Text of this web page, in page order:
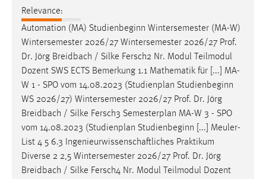
Relevance:
Automation (MA) Studienbeginn Wintersemester (MA-W)
Wintersemester 2026/27 Wintersemester 2026/27 Prof.
Dr. Jörg Breidbach / Silke Fersch2 Nr. Modul Teilmodul
Dozent SWS ECTS Bemerkung 1.1 Mathematik für [...] MA-
W 1 - SPO vom 14.08.2023 (Studienplan Studienbeginn
WS 2026/27) Wintersemester 2026/27 Prof. Dr. Jörg
Breidbach / Silke Fersch3 Semesterplan MA-W 3 - SPO
vom 14.08.2023 (Studienplan Studienbeginn [...] Meuler-
List 4 5 6.3 Ingenieurwissenschaftliches Praktikum
Diverse 2 2,5 Wintersemester 2026/27 Prof. Dr. Jörg
Breidbach / Silke Fersch4 Nr. Modul Teilmodul Dozent